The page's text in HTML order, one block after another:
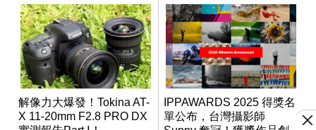
解像力大爆發！Tokina AT-
X 11-20mm F2.8 PRO DX
IPPAWARDS 2025 得獎名
單公布，台灣攝影師